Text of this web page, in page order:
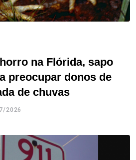
na Flórida, sapo
preocupar donos de
de chuvas
2026